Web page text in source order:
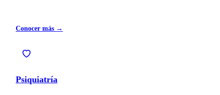
Conocer más →
Psiquiatría